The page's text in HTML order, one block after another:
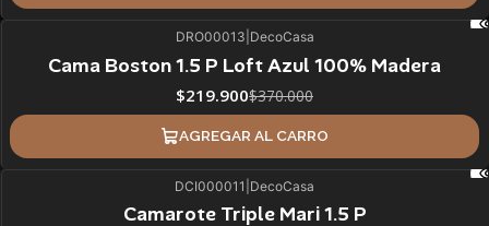
DRO00013 DecoCasa
Cama Boston 1.5 P Loft Azul 100% Madera
$219.900$370.000
AGREGAR AL CARRO
DCI000011 DecoCasa
Camarote Triple Mari 1.5 P